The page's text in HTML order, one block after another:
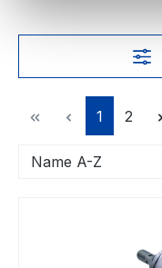
Seite
1 Seite
2